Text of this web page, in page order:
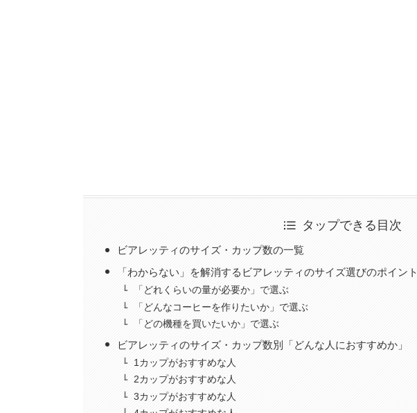
タップできる目次
ビアレッティのサイズ・カップ数の一覧
「わからない」を解消するビアレッティのサイズ選びのポイント
「どれくらいの量が必要か」で選ぶ
「どんなコーヒーを作りたいか」で選ぶ
「どの機種を買いたいか」で選ぶ
ビアレッティのサイズ・カップ数別「どんな人におすすめか」
1カップがおすすめな人
2カップがおすすめな人
3カップがおすすめな人